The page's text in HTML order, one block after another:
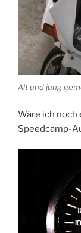
Alt und jung
Wäre ich noch
Speedcamp-